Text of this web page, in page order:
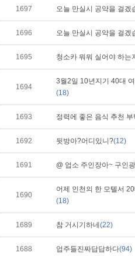
1697 오늘 만실시 공약을 걸겠
1696 오늘 만실시 공약을 걸겠
1695 청소카 뭐뭐 실어야 하는
1694
3월2일 10년지기 40대
(18)
1693 정력에 좋은 음식 추천
1692 뒷방아?어디있니?(12)
1691 @ 업소 주인장아~ 구인
1690
어제 인천의 한 모텔서
(18)
1689 참 거시기하네 (22)
1688 업주들진짜답답하다(94)